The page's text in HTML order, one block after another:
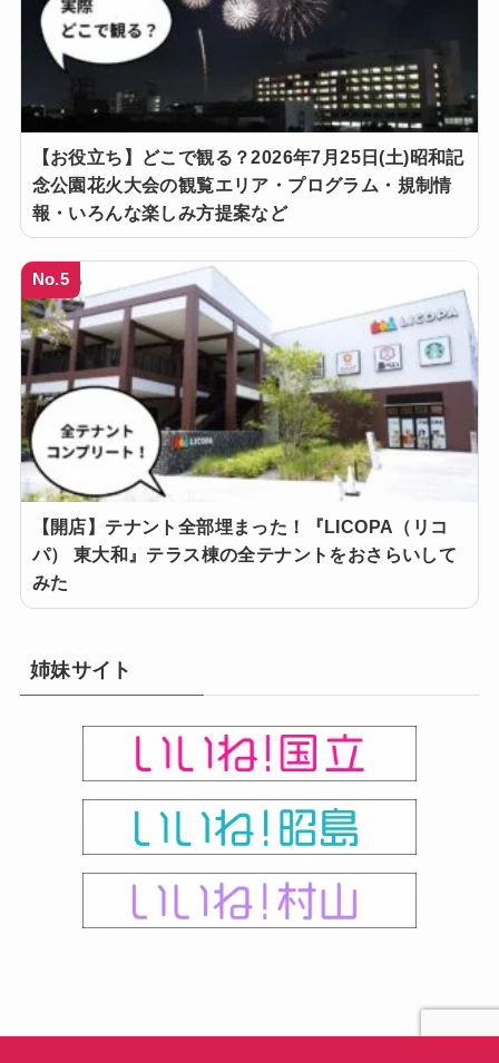
【お役立ち】どこで観る？2026年7月25日(土)昭和記
念公園花火大会の観覧エリア・プログラム・規制情
報・いろんな楽しみ方提案など
No.5
【開店】テナント全部埋まった！『LICOPA（リコ
パ） 東大和』テラス棟の全テナントをおさらいして
みた
姉妹サイト